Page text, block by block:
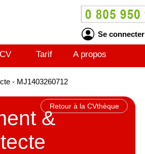
Se connecter
Tarif A propos
- MJ1403260712
Retour à la CVthèque
&